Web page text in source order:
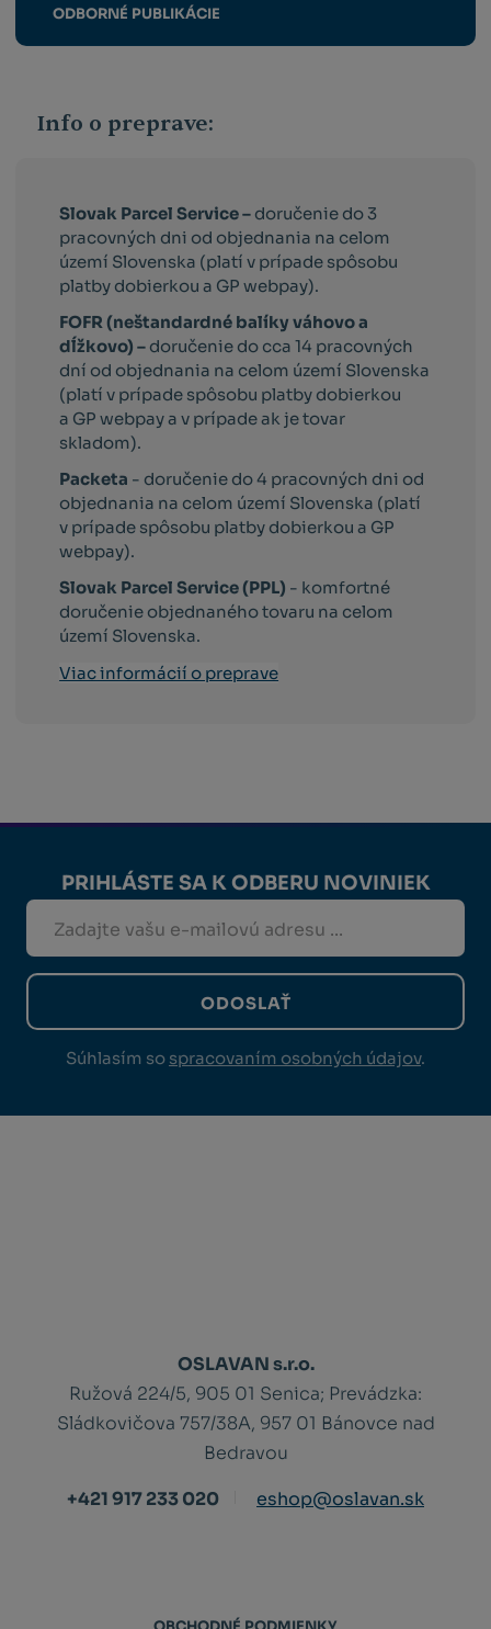
ODBORNÉ PUBLIKÁCIE
Info o preprave:
Slovak Parcel Service – doručenie do 3
pracovných dni od objednania na celom
území Slovenska (platí v prípade spôsobu
platby dobierkou a GP webpay).
FOFR (neštandardné balíky váhovo a
dĺžkovo) – doručenie do cca 14 pracovných
dní od objednania na celom území Slovenska
(platí v prípade spôsobu platby dobierkou
a GP webpay a v prípade ak je tovar
skladom).
Packeta - doručenie do 4 pracovných dni od
objednania na celom území Slovenska (platí
v prípade spôsobu platby dobierkou a GP
webpay).
Slovak Parcel Service (PPL) - komfortné
doručenie objednaného tovaru na celom
území Slovenska.
Viac informácií o preprave
PRIHLÁSTE SA K ODBERU NOVINIEK
ODOSLAŤ
Súhlasím so spracovaním osobných údajov.
OSLAVAN s.r.o.
Ružová 224/5, 905 01 Senica; Prevádzka:
Sládkovičova 757/38A, 957 01 Bánovce nad
Bedravou
+421 917 233 020
eshop@oslavan.sk